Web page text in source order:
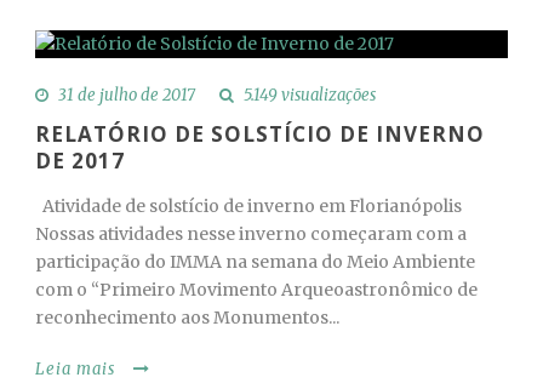
31 de julho de 2017 5.149 visualizações
RELATÓRIO DE SOLSTÍCIO DE INVERNO
DE 2017
Atividade de solstício de inverno em Florianópolis
Nossas atividades nesse inverno começaram com a
participação do IMMA na semana do Meio Ambiente
com o “Primeiro Movimento Arqueoastronômico de
reconhecimento aos Monumentos...
Leia mais